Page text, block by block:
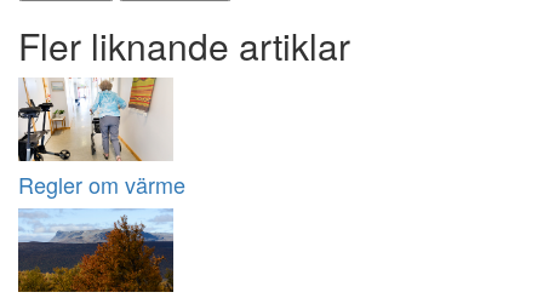
Fler liknande artiklar
Regler om värme